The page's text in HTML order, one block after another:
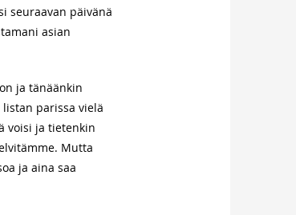
seuraavan päivänä
asian
ja tänäänkin
parissa vielä
voisi ja tietenkin
Mutta
ja aina saa